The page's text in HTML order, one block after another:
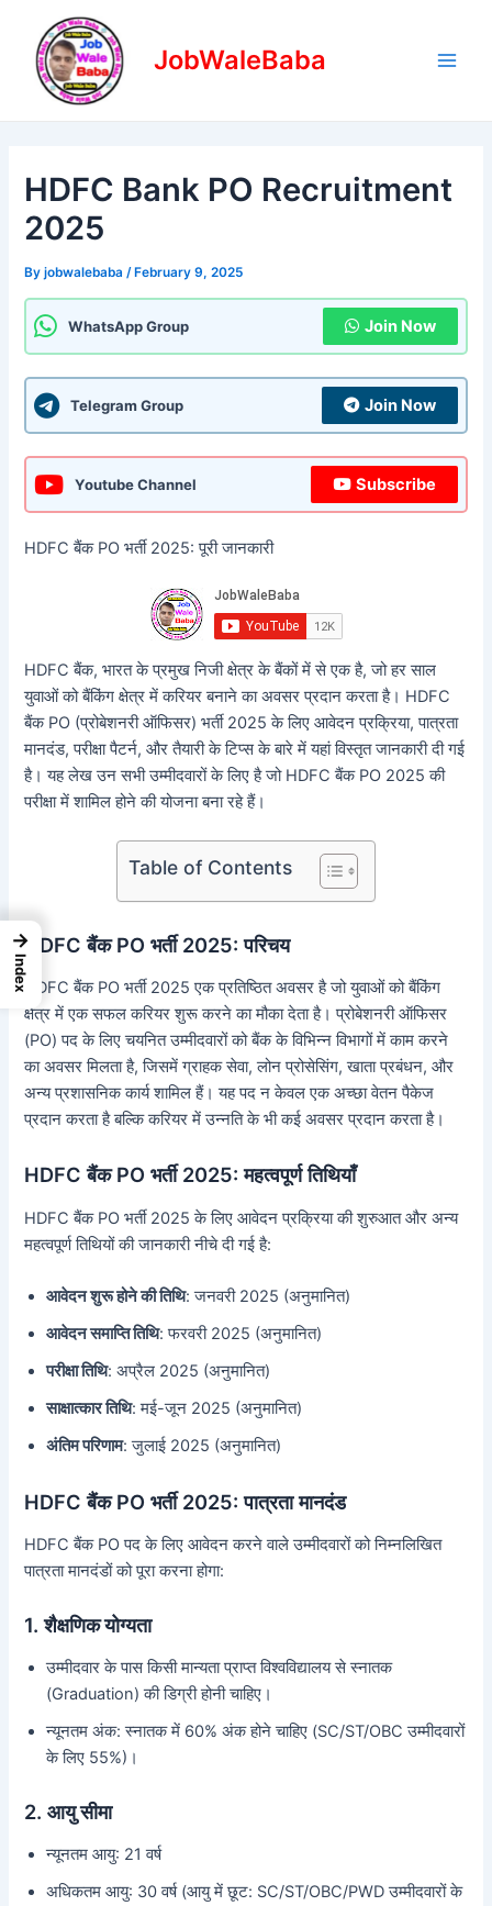
content
JobWaleBaba
HDFC Bank PO Recruitment
2025
Byjobwalebaba/ February 9, 2025
WhatsApp Group Join Now
Telegram Group Join Now
Youtube Channel Subscribe
HDFC बैंक PO भर्ती 2025: पूरी जानकारी
HDFC बैंक, भारत के प्रमुख निजी क्षेत्र के बैंकों में से एक है, जो हर साल
युवाओं को बैंकिंग क्षेत्र में करियर बनाने का अवसर प्रदान करता है। HDFC
बैंक PO (प्रोबेशनरी ऑफिसर) भर्ती 2025 के लिए आवेदन प्रक्रिया, पात्रता
मानदंड, परीक्षा पैटर्न, और तैयारी के टिप्स के बारे में यहां विस्तृत जानकारी दी गई
है। यह लेख उन सभी उम्मीदवारों के लिए है जो HDFC बैंक PO 2025 की
परीक्षा में शामिल होने की योजना बना रहे हैं।
Table of Contents
HDFC बैंक PO भर्ती 2025: परिचय
HDFC बैंक PO भर्ती 2025 एक प्रतिष्ठित अवसर है जो युवाओं को बैंकिंग
क्षेत्र में एक सफल करियर शुरू करने का मौका देता है। प्रोबेशनरी ऑफिसर
(PO) पद के लिए चयनित उम्मीदवारों को बैंक के विभिन्न विभागों में काम करने
का अवसर मिलता है, जिसमें ग्राहक सेवा, लोन प्रोसेसिंग, खाता प्रबंधन, और
अन्य प्रशासनिक कार्य शामिल हैं। यह पद न केवल एक अच्छा वेतन पैकेज
प्रदान करता है बल्कि करियर में उन्नति के भी कई अवसर प्रदान करता है।
HDFC बैंक PO भर्ती 2025: महत्वपूर्ण तिथियाँ
HDFC बैंक PO भर्ती 2025 के लिए आवेदन प्रक्रिया की शुरुआत और अन्य
महत्वपूर्ण तिथियों की जानकारी नीचे दी गई है:
आवेदन शुरू होने की तिथि: जनवरी 2025 (अनुमानित)
आवेदन समाप्ति तिथि: फरवरी 2025 (अनुमानित)
परीक्षा तिथि: अप्रैल 2025 (अनुमानित)
साक्षात्कार तिथि: मई-जून 2025 (अनुमानित)
अंतिम परिणाम: जुलाई 2025 (अनुमानित)
HDFC बैंक PO भर्ती 2025: पात्रता मानदंड
HDFC बैंक PO पद के लिए आवेदन करने वाले उम्मीदवारों को निम्नलिखित
पात्रता मानदंडों को पूरा करना होगा:
1.शैक्षणिक योग्यता
उम्मीदवार के पास किसी मान्यता प्राप्त विश्वविद्यालय से स्नातक
(Graduation) की डिग्री होनी चाहिए।
न्यूनतम अंक: स्नातक में 60% अंक होने चाहिए (SC/ST/OBC उम्मीदवारों
के लिए 55%)।
2.आयु सीमा
न्यूनतम आयु: 21 वर्ष
अधिकतम आयु: 30 वर्ष (आयु में छूट: SC/ST/OBC/PWD उम्मीदवारों के
navigation
→
Index